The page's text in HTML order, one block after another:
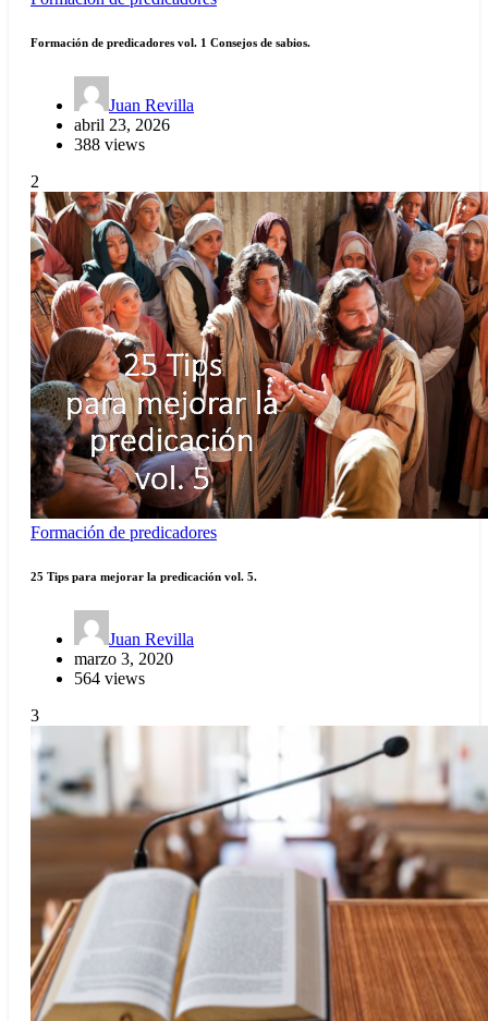
Formación de predicadores vol. 1 Consejos de sabios.
Juan Revilla
abril 23, 2026
388 views
2
Formación de predicadores
25 Tips para mejorar la predicación vol. 5.
Juan Revilla
marzo 3, 2020
564 views
3